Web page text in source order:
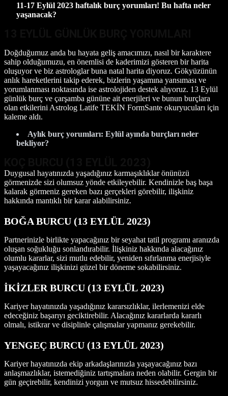
11-17 Eylül 2023 haftalık burç yorumları! Bu hafta neler
yaşanacak?
Doğduğumuz anda bu hayata geliş amacımızı, nasıl bir karaktere
sahip olduğumuzu, en önemlisi de kaderimizi gösteren bir harita
oluşuyor ve biz astrologlar buna natal harita diyoruz. Gökyüzünün
anlık hareketlerini takip ederek, bizlerin yaşamına yansıması ve
yorumlanması noktasında ise astrolojiden destek alıyoruz. 13 Eylül
günlük burç ve çarşamba gününe ait enerjileri ve bunun burçlara
olan etkilerini Astrolog Latife TEKİN FormSante okuryucuları için
kaleme aldı.
Aylık burç yorumları: Eylül ayında burçları neler
bekliyor?
Duygusal hayatınızda yaşadığınız karmaşıklıklar önünüzü
görmenizde sizi olumsuz yönde etkileyebilir. Kendinizle baş başa
kalarak görmeniz gereken bazı gerçekleri görebilir, ilişkiniz
hakkında mantıklı bir karar alabilirsiniz.
BOĞA BURCU (13 EYLÜL 2023)
Partnerinizle birlikte yapacağınız bir seyahat tatil programı aranızda
oluşan soğukluğu sonlandırabilir. İlişkiniz hakkında alacağınız
olumlu kararlar, sizi mutlu edebilir, yeniden sıfırlanma enerjisiyle
yaşayacağınız ilişkinizi güzel bir döneme sokabilirsiniz.
İKİZLER BURCU (13 EYLÜL 2023)
Kariyer hayatınızda yaşadığınız kararsızlıklar, ilerlemenizi elde
edeceğiniz başarıyı geciktirebilir. Alacağınız kararlarda kararlı
olmalı, istikrar ve disiplinle çalışmalar yapmanız gerekebilir.
YENGEÇ BURCU (13 EYLÜL 2023)
Kariyer hayatınızda ekip arkadaşlarınızla yaşayacağınız bazı
anlaşmazlıklar, istemediğiniz tartışmalara neden olabilir. Gergin bir
gün geçirebilir, kendinizi yorgun ve mutsuz hissedebilirsiniz.